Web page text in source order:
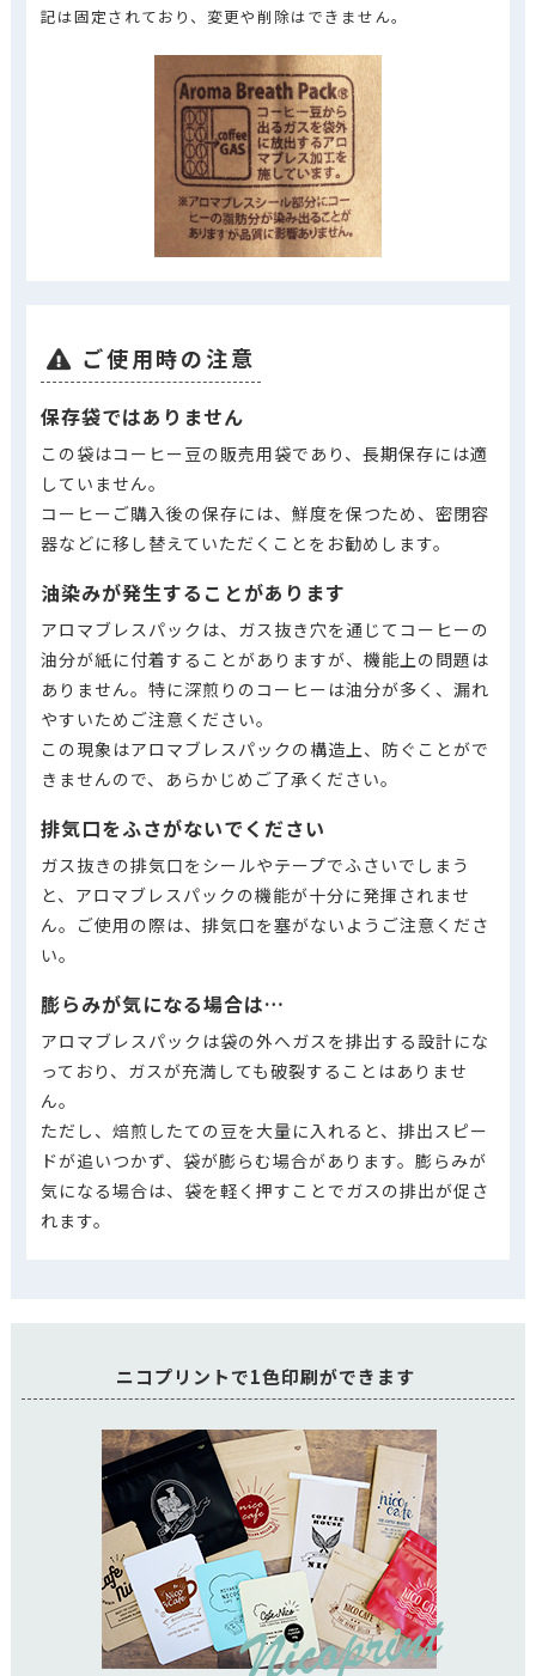
記は固定されており、変更や削除はできません。
ご使用時の注意
保存袋ではありません
この袋はコーヒー豆の販売用袋であり、長期保存には適
していません。
コーヒーご購入後の保存には、鮮度を保つため、密閉容
器などに移し替えていただくことをお勧めします。
油染みが発生することがあります
アロマブレスパックは、ガス抜き穴を通じてコーヒーの
油分が紙に付着することがありますが、機能上の問題は
ありません。特に深煎りのコーヒーは油分が多く、漏れ
やすいためご注意ください。
この現象はアロマブレスパックの構造上、防ぐことがで
きませんので、あらかじめご了承ください。
排気口をふさがないでください
ガス抜きの排気口をシールやテープでふさいでしまう
と、アロマブレスパックの機能が十分に発揮されませ
ん。ご使用の際は、排気口を塞がないようご注意くださ
い。
膨らみが気になる場合は…
アロマブレスパックは袋の外へガスを排出する設計にな
っており、ガスが充満しても破裂することはありませ
ん。
ただし、焙煎したての豆を大量に入れると、排出スピー
ドが追いつかず、袋が膨らむ場合があります。膨らみが
気になる場合は、袋を軽く押すことでガスの排出が促さ
れます。
ニコプリントで1色印刷ができます